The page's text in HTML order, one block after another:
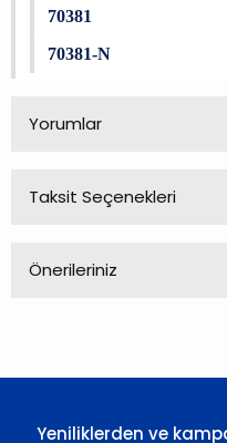
70381
70381-N
Yorumlar
Taksit Seçenekleri
Önerileriniz
Yeniliklerden ve